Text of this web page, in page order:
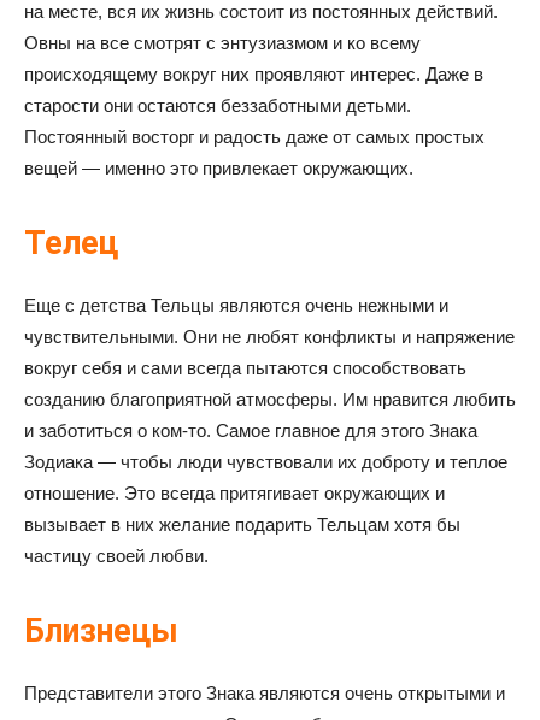
на месте, вся их жизнь состоит из постоянных действий.
Овны на все смотрят с энтузиазмом и ко всему
происходящему вокруг них проявляют интерес. Даже в
старости они остаются беззаботными детьми.
Постоянный восторг и радость даже от самых простых
вещей — именно это привлекает окружающих.
Телец
Еще с детства Тельцы являются очень нежными и
чувствительными. Они не любят конфликты и напряжение
вокруг себя и сами всегда пытаются способствовать
созданию благоприятной атмосферы. Им нравится любить
и заботиться о ком-то. Самое главное для этого Знака
Зодиака — чтобы люди чувствовали их доброту и теплое
отношение. Это всегда притягивает окружающих и
вызывает в них желание подарить Тельцам хотя бы
частицу своей любви.
Близнецы
Представители этого Знака являются очень открытыми и